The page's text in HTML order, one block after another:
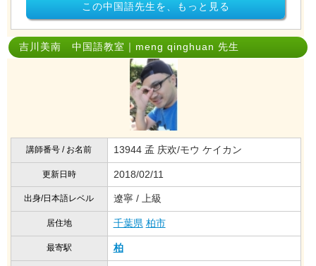
この中国語先生を、もっと見る
吉川美南 中国語教室｜meng qinghuan 先生
講師番号 / お名前 13944 孟 庆欢/モウ ケイカン
更新日時 2018/02/11
出身/日本語レベル 遼寧 / 上級
居住地 千葉県 柏市
最寄駅 柏